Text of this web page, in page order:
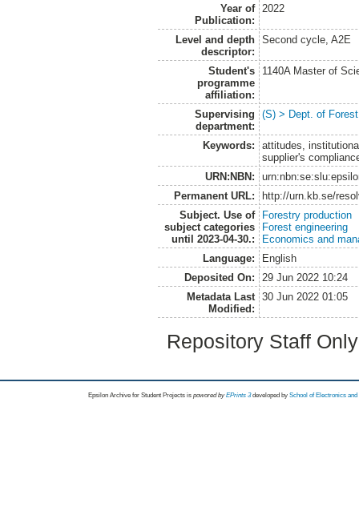
Year of
Publication:
2022
Level and depth
descriptor:
Second cycle, A2E
Student's
programme
affiliation:
1140A Master of
Supervising
department:
(S) > Dept. of
Keywords:
attitudes,
supplier's
URN:NBN:
Permanent URL:
http://urn.kb.se/
Subject. Use of
subject categories
until 2023-04-30.:
Forestry production
Forest engineering
Economics and
Language:
English
Deposited On:
29 Jun 2022 10:24
Metadata Last
Modified:
30 Jun 2022 01:05
Repository Staff
Epsilon Archive for Student Projects is powored byEPrints 3 developed by School of Electronics